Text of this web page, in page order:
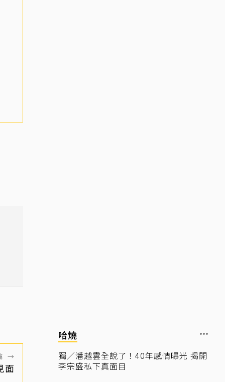
→
面
哈燒
獨／潘越雲全說了！40年感情曝光 揭開
李宗盛私下真面目